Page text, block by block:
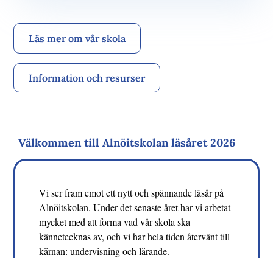
Läs mer om vår skola
Information och resurser
Välkommen till Alnöitskolan läsåret 2026
Vi ser fram emot ett nytt och spännande läsår på
Alnöitskolan. Under det senaste året har vi arbetat
mycket med att forma vad vår skola ska
kännetecknas av, och vi har hela tiden återvänt till
kärnan: undervisning och lärande.